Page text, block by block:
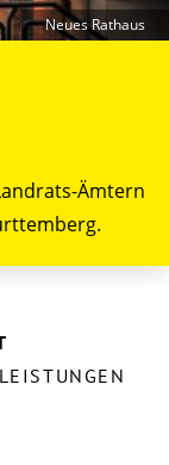
Ämtern
Neues Rathaus
LEISTUNGEN